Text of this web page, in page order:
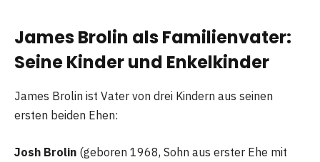
James Brolin als Familienvater:
Seine Kinder und Enkelkinder
James Brolin ist Vater von drei Kindern aus seinen
ersten beiden Ehen:
Josh Brolin (geboren 1968, Sohn aus erster Ehe mit